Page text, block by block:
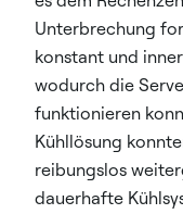
Unterbrechung
konstant und
wodurch die
funktionieren
Kühllösung
reibungslos
dauerhafte